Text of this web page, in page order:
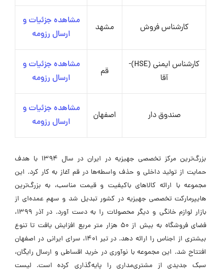
کارشناس فروش مشهد
مشاهده جزئیات و
ارسال رزومه
کارشناس ایمنی (HSE)-
آقا
قم
مشاهده جزئیات و
ارسال رزومه
صندوق دار اصفهان
مشاهده جزئیات و
ارسال رزومه
بزرگ‌ترین مرکز تخصصی جهیزیه در ایران در سال ۱۳۹۴ با هدف
حمایت از تولید داخلی و حذف واسطه‌ها در قم آغاز به کار کرد. این
مجموعه با ارائه کالاهای باکیفیت و قیمت مناسب، به بزرگ‌ترین
هایپرمارکت تخصصی جهیزیه در کشور تبدیل شد و سهم عمده‌ای از
بازار لوازم خانگی و دیگر محصولات را به دست آورد. در آذر ۱۳۹۹،
فضای فروشگاه به بیش از ۵۰ هزار متر مربع افزایش یافت تا تنوع
بیشتری از اجناس را ارائه دهد. در تیر ۱۴۰۱، سرای ایرانی در اصفهان
افتتاح شد. این مجموعه با نوآوری در خرید اقساطی و ارسال رایگان،
سبک جدیدی از مشتری‌مداری را پایه‌گذاری کرده است. لیست